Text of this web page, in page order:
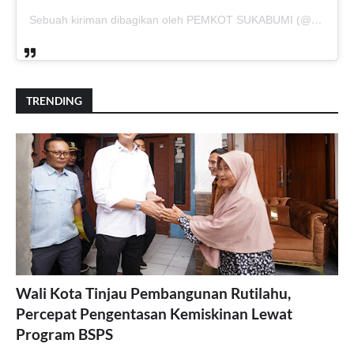
Sebuah kiriman dibagikan oleh PEMKOT SUKABUMI (@pemkotsukabumi_)
TRENDING
Wali Kota Tinjau Pembangunan Rutilahu,
Percepat Pengentasan Kemiskinan Lewat
Program BSPS